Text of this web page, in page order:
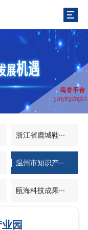
浙江省鹿城鞋···
温州市知识产···
瓯海科技成果···
园